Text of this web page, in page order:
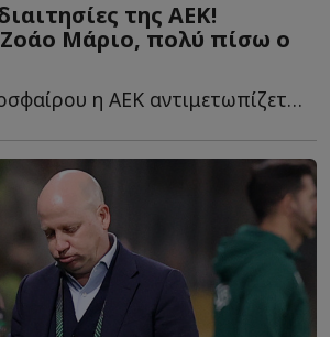
της ΑΕΚ!
Μάριο, πολύ πίσω ο
Σε αγώνες ποδοσφαίρου η ΑΕΚ αντιμετωπίζεται πλέον ω...